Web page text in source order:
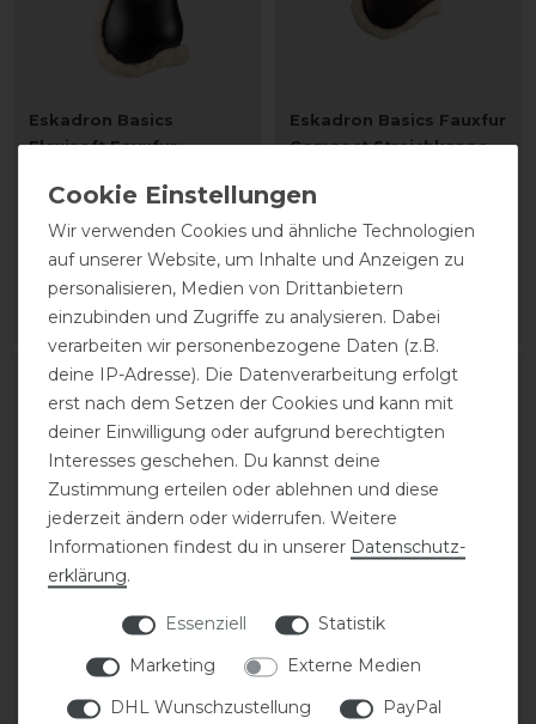
Eskadron Basics
Flexisoft Fauxfur
64,95 € *
ARTIKEL MERKEN
Eskadron Basics Fauxfur
Compact Streichkappe
49,95 € *
1
Paar
ARTIKEL MERKEN
Eskadron Basics Fauxfur
Compact Streichkappe
Eskadron Basics
Flexisoft Fauxfur
Wir verwenden Cookies und ähnliche Technologien
auf unserer Website, um Inhalte und Anzeigen zu
personalisieren, Medien von Drittanbietern
einzubinden und Zugriffe zu analysieren. Dabei
verarbeiten wir personenbezogene Daten (z.B.
deine IP-Adresse). Die Datenverarbeitung erfolgt
erst nach dem Setzen der Cookies und kann mit
deiner Einwilligung oder aufgrund berechtigten
Interesses geschehen. Du kannst deine
Zustimmung erteilen oder ablehnen und diese
jederzeit ändern oder widerrufen. Weitere
Informationen findest du in unserer Daten­schutz­
erklärung.
Essenziell
Statistik
Marketing
Externe Medien
DHL Wunschzustellung
PayPal